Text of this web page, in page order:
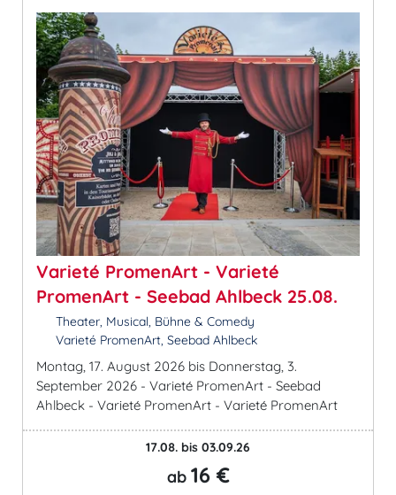
Varieté PromenArt - Varieté
PromenArt - Seebad Ahlbeck 25.08.
Theater, Musical, Bühne & Comedy
Varieté PromenArt, Seebad Ahlbeck
Montag, 17. August 2026 bis Donnerstag, 3.
September 2026 - Varieté PromenArt - Seebad
Ahlbeck - Varieté PromenArt - Varieté PromenArt
17.08. bis 03.09.26
ab 16 €